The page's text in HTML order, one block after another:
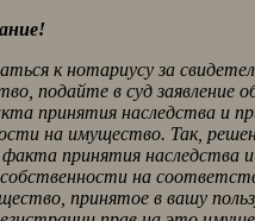
к нотариусу за
подайте в суд заявление
принятия наследства и
на имущество. Так,
принятия наследства и
собственности на
принятое в вашу